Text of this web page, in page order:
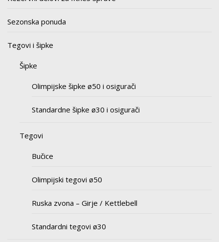
Sezonska ponuda
Tegovi i šipke
Šipke
Olimpijske šipke ø50 i osigurači
Standardne šipke ø30 i osigurači
Tegovi
Bučice
Olimpijski tegovi ø50
Ruska zvona – Girje / Kettlebell
Standardni tegovi ø30